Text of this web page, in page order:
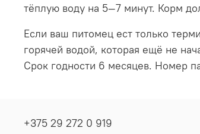
тёплую воду на 5—7 минут. Корм
Если ваш питомец ест только
горячей водой, которая ещё не
Срок годности 6 месяцев. Номер
+375 29 272 0 919